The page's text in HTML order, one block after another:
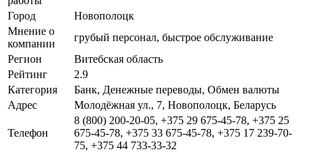
Город
Новополоцк
Мнение о
компании
грубый персонал, быстрое обслуживание
Регион
Витебская область
Рейтинг
2.9
Категория
Банк, Денежные переводы, Обмен валюты
Адрес
Молодёжная ул., 7, Новополоцк, Беларусь
Телефон
8 (800) 200-20-05, +375 29 675-45-78, +375 25
675-45-78, +375 33 675-45-78, +375 17 239-70-
75, +375 44 733-33-32